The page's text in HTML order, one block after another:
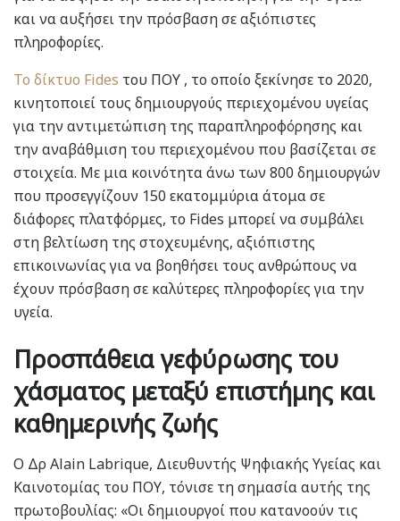
και να αυξήσει την πρόσβαση σε αξιόπιστες
πληροφορίες.
Το δίκτυο Fides του ΠΟΥ , το οποίο ξεκίνησε το 2020,
κινητοποιεί τους δημιουργούς περιεχομένου υγείας
για την αντιμετώπιση της παραπληροφόρησης και
την αναβάθμιση του περιεχομένου που βασίζεται σε
στοιχεία. Με μια κοινότητα άνω των 800 δημιουργών
που προσεγγίζουν 150 εκατομμύρια άτομα σε
διάφορες πλατφόρμες, το Fides μπορεί να συμβάλει
στη βελτίωση της στοχευμένης, αξιόπιστης
επικοινωνίας για να βοηθήσει τους ανθρώπους να
έχουν πρόσβαση σε καλύτερες πληροφορίες για την
υγεία.
Προσπάθεια γεφύρωσης του
χάσματος μεταξύ επιστήμης και
καθημερινής ζωής
Ο Δρ Alain Labrique, Διευθυντής Ψηφιακής Υγείας και
Καινοτομίας του ΠΟΥ, τόνισε τη σημασία αυτής της
πρωτοβουλίας: «Οι δημιουργοί που κατανοούν τις